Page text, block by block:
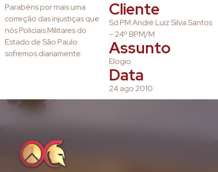
Parabéns por mais uma
correção das injustiças que
nós Policiais Militares do
Estado de São Paulo
sofremos diariamente.
Cliente
Sd PM André Luiz Silva Santos
– 24º BPM/M
Assunto
Elogio
Data
24 ago 2010